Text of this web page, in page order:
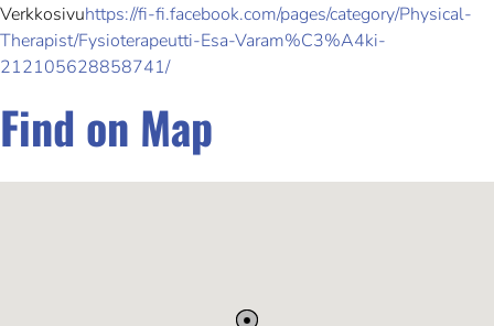
Verkkosivuhttps://fi-fi.facebook.com/pages/category/Physical-
Therapist/Fysioterapeutti-Esa-Varam%C3%A4ki-
212105628858741/
Find on Map